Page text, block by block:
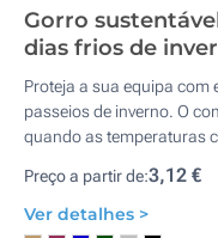
Gorro
dias frios de
Proteja a sua equipa
passeios de inverno. O
quando as temperaturas
Preço a partir de:3,12 €
Ver detalhes >